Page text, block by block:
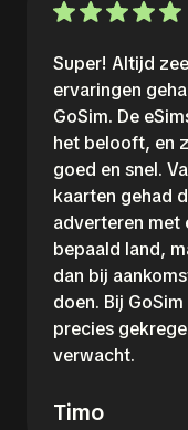
Super! Altijd
ervaringen
GoSim. De
het belooft, en
goed en snel.
kaarten gehad
adverteren met
bepaald land,
dan bij
doen. Bij
precies
verwacht.
Timo